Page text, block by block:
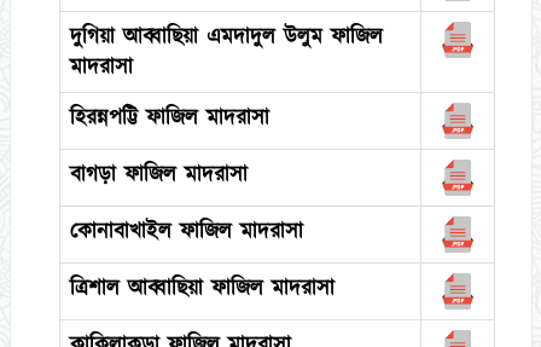
দুগিয়া আব্বাছিয়া এমদাদুল উলুম ফাজিল
মাদরাসা
হিরন্নপট্টি ফাজিল মাদরাসা
বাগড়া ফাজিল মাদরাসা
কোনাবাখাইল ফাজিল মাদরাসা
ত্রিশাল আব্বাছিয়া ফাজিল মাদরাসা